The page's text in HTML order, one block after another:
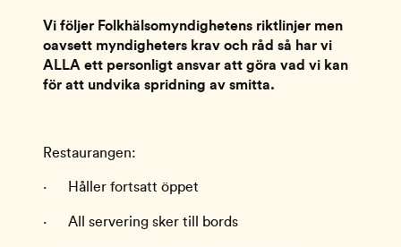
Vi följer Folkhälsomyndighetens riktlinjer men
oavsett myndigheters krav och råd så har vi
ALLA ett personligt ansvar att göra vad vi kan
för att undvika spridning av smitta.
Restaurangen:
·      Håller fortsatt öppet
·      All servering sker till bords